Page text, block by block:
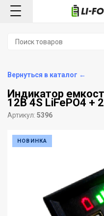
Вернуться в каталог ←
Индикатор
12В 4S LiFePO4 +
Артикул: 5396
НОВИНКА